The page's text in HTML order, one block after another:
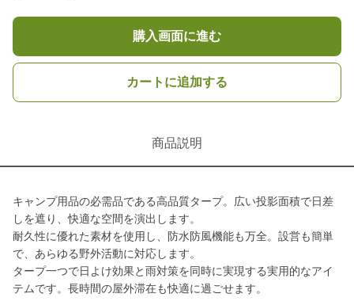
購入画面に進む
カートに追加する
商品説明
キャンプ用品の必需品である高品質タープ。広い投影面積で日差
しを遮り、快適な空間を演出します。
耐久性に優れた素材を使用し、防水防風機能も万全。設営も簡単
で、あらゆる野外活動に対応します。
タープ一つで日よけ効果と雨対策を同時に実現する実用的なアイ
テムです。長時間の屋外滞在も快適に過ごせます。